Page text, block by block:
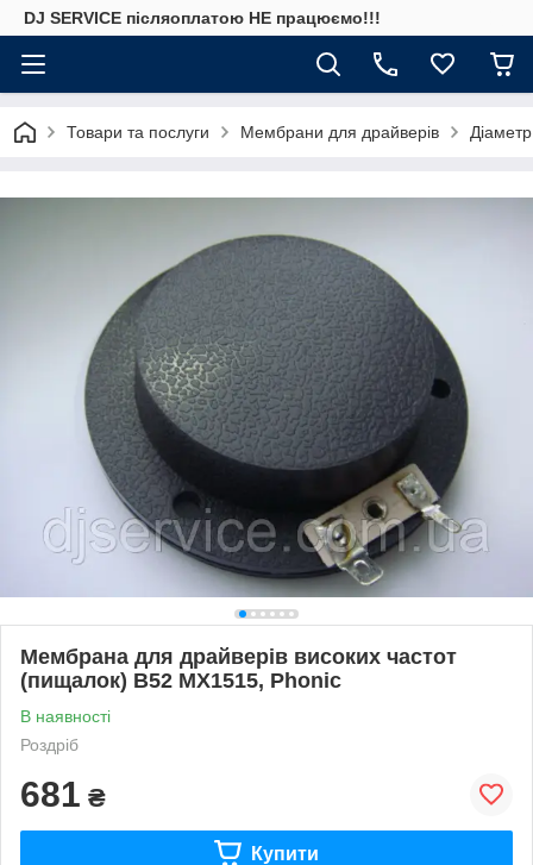
DJ SERVICE пiсляоплатою НЕ працюємо!!!
Товари та послуги Мембрани для драйверів
Мембрана для драйверів високих частот
(пищалок) B52 MX1515, Phonic
В наявності
Роздріб
681 ₴
Купити